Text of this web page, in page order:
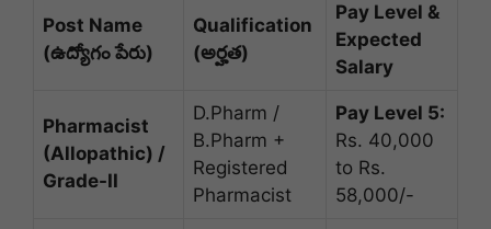
Post Name
(ఉద్యోగం పేరు)
Qualification
(అర్హత)
Pay Level &
Expected
Salary
Pharmacist
(Allopathic) /
Grade-II
D.Pharm /
B.Pharm +
Registered
Pharmacist
Pay Level 5:
Rs. 40,000
to Rs.
58,000/-